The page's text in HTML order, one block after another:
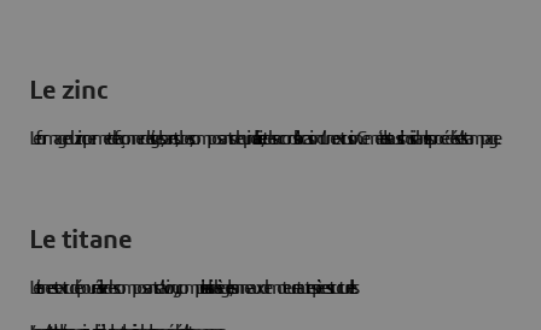
Le zinc
Le formage du zinc permet de façonner des tiges, barres, tubes, composants de quincaillerie, et des raccords à l’occasion d’une extrusion. Ce métal est aussi choisi dans les procédés d’estampage.
Le titane
Le titane est extrudé pour réaliser des composants d’avion, y compris les rails de siège, les anneaux de moteur et autres pièces structurelles.